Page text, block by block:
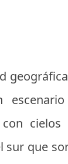
que